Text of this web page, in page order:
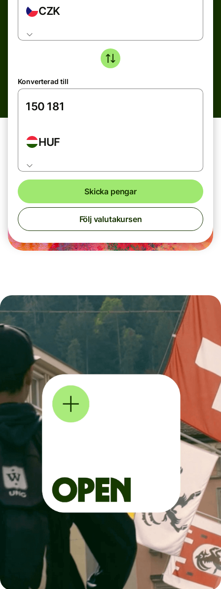
CZK
Konverterad till
HUF
Skicka pengar
Följ valutakursen